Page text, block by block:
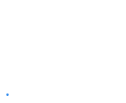
.